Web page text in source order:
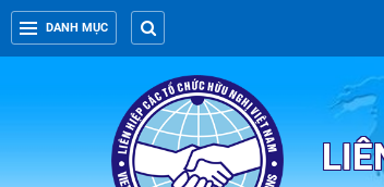
DANH MỤC